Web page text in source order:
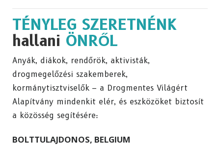
TÉNYLEG SZERETNÉNK
hallani ÖNRŐL
Anyák, diákok, rendőrök, aktivisták,
drogmegelőzési szakemberek,
kormánytisztviselők – a Drogmentes Világért
Alapítvány mindenkit elér, és eszközöket biztosít
a közösség segítésére:
BOLTTULAJDONOS, BELGIUM